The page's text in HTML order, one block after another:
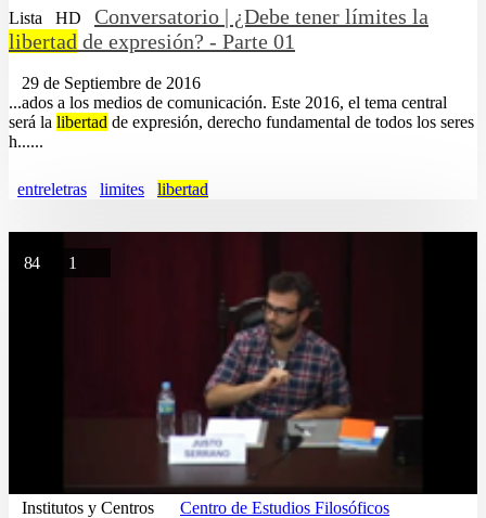
Lista HD
Conversatorio | ¿Debe tener límites la
libertad de expresión? - Parte 01
29 de Septiembre de 2016
...ados a los medios de comunicación. Este 2016, el tema central
será la libertad de expresión, derecho fundamental de todos los seres
h......
entreletras limites libertad
84 1
Institutos y Centros Centro de Estudios Filosóficos